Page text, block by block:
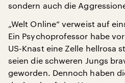
sondern auch die
„Welt Online“ verweist auf
Ein Psychoprofessor habe
US-Knast eine Zelle hellrosa
seien die schweren Jungs
geworden. Dennoch haben